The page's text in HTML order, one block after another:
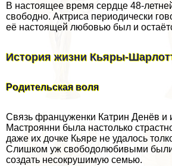
В настоящее время сердце 48-
свободно. Актриса периодически
её настоящей любовью был и
История жизни Кьяры-
Родительская воля
Связь француженки Катрин Денёв и
Мастроянни была настолько
даже их дочке Кьяре не удалось
Слишком уж свободолюбивыми были
создать несокрушимую семью.